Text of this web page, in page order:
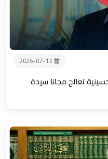
2026-07-13
تعالج مجانا سيدة